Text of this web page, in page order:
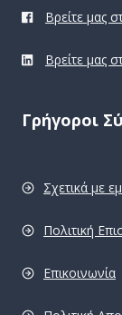
Βρείτε μας
Βρείτε μας
Γρήγοροι
Σχετικά με
Πολιτική
Επικοινωνία